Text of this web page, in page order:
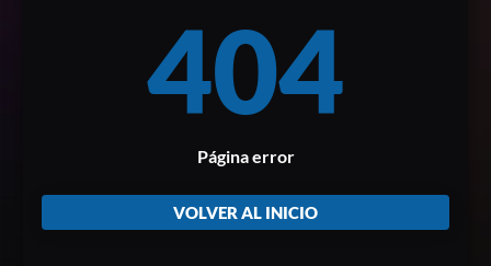
404
Página error
VOLVER AL INICIO